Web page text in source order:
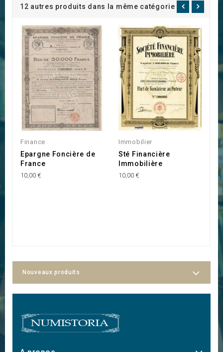
12 autres produits dans la même catégorie :
Finance
Epargne Foncière de
France
10,00 €
Immobilier
Sté Financière
Immobilière
10,00 €
Nouveaux produits